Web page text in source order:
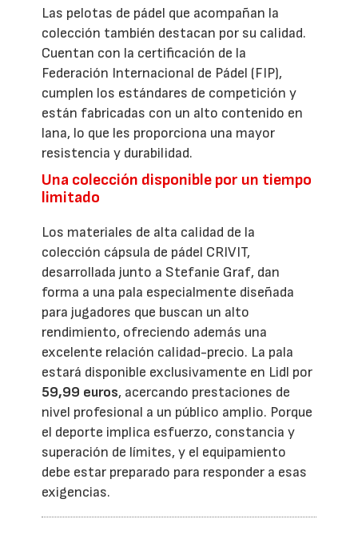
Las pelotas de pádel que acompañan la
colección también destacan por su calidad.
Cuentan con la certificación de la
Federación Internacional de Pádel (FIP),
cumplen los estándares de competición y
están fabricadas con un alto contenido en
lana, lo que les proporciona una mayor
resistencia y durabilidad.
Una colección disponible por un tiempo
limitado
Los materiales de alta calidad de la
colección cápsula de pádel CRIVIT,
desarrollada junto a Stefanie Graf, dan
forma a una pala especialmente diseñada
para jugadores que buscan un alto
rendimiento, ofreciendo además una
excelente relación calidad-precio. La pala
estará disponible exclusivamente en Lidl por
59,99 euros, acercando prestaciones de
nivel profesional a un público amplio. Porque
el deporte implica esfuerzo, constancia y
superación de límites, y el equipamiento
debe estar preparado para responder a esas
exigencias.